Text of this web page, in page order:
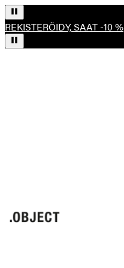
REKISTERÖIDY, SAAT -10 %